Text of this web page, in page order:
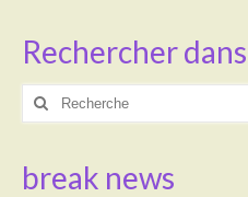
Rechercher
Rechercher
break news